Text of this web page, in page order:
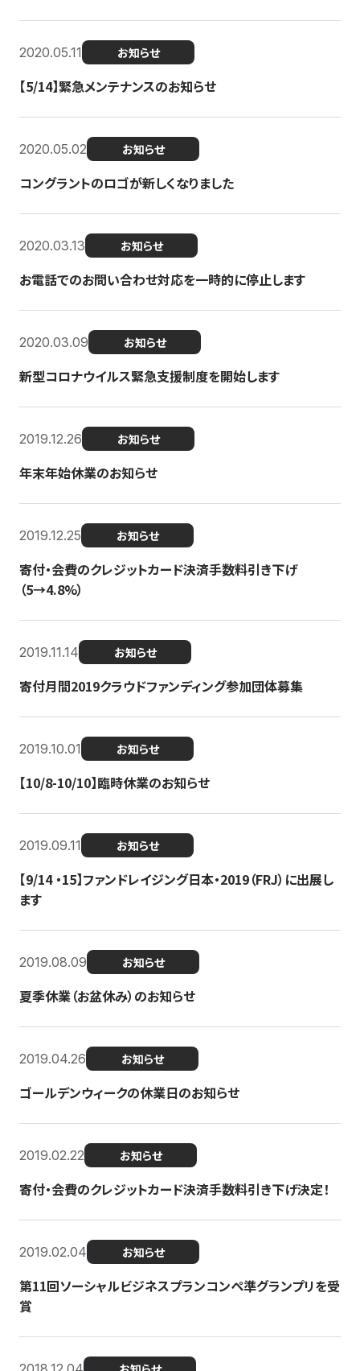
2020.05.11 お知らせ
【5/14】緊急メンテナンスのお知らせ
2020.05.02 お知らせ
コングラントのロゴが新しくなりました
2020.03.13 お知らせ
お電話でのお問い合わせ対応を一時的に停止します
2020.03.09 お知らせ
新型コロナウイルス緊急支援制度を開始します
2019.12.26 お知らせ
年末年始休業のお知らせ
2019.12.25 お知らせ
寄付・会費のクレジットカード決済手数料引き下げ
（5→4.8%）
2019.11.14 お知らせ
寄付月間2019クラウドファンディング参加団体募集
2019.10.01 お知らせ
【10/8-10/10】臨時休業のお知らせ
2019.09.11 お知らせ
【9/14 ・15】ファンドレイジング日本・2019（FRJ）に出展し
ます
2019.08.09 お知らせ
夏季休業（お盆休み）のお知らせ
2019.04.26 お知らせ
ゴールデンウィークの休業日のお知らせ
2019.02.22 お知らせ
寄付・会費のクレジットカード決済手数料引き下げ決定！
2019.02.04 お知らせ
第11回ソーシャルビジネスプランコンペ準グランプリを受
賞